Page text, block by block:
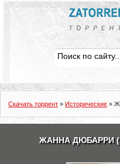
Скачать торрент » Исторические »
ЖАННА ДЮБАРРИ